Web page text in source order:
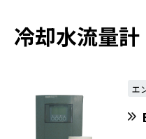
冷却水流量計
エ